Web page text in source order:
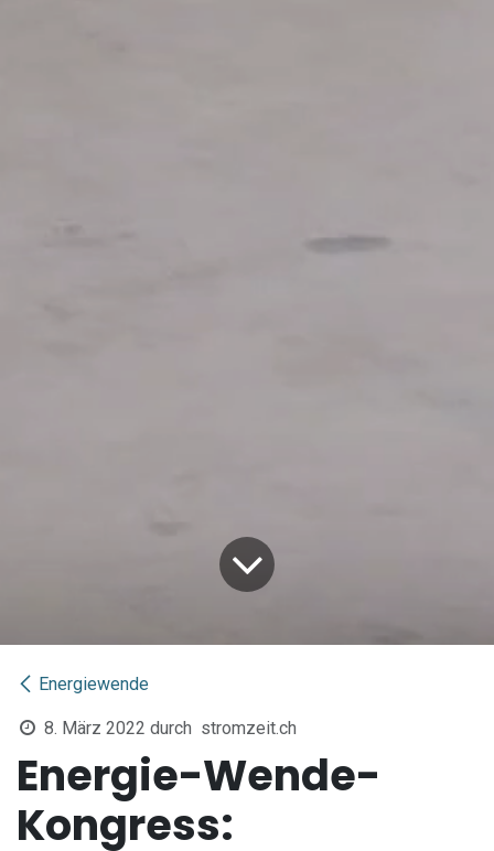
Energiewende
8. März 2022 durch stromzeit.ch
Energie-Wende-
Kongress: